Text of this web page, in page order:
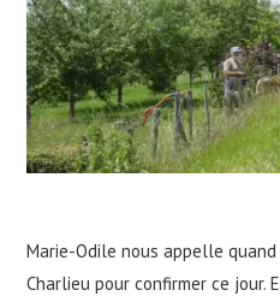
Marie-Odile nous appelle
Charlieu pour confirmer ce jour.